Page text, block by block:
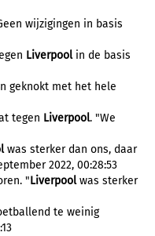
wijzigingen in basis
Liverpoolin de basis
geknokt met het hele
tegen Liverpool. "We
was sterker dan ons, daar
2022, 00:28:53
"Liverpoolwas sterker
te weinig